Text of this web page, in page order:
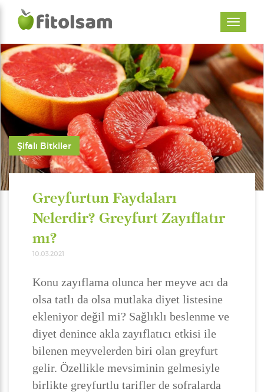
Şifalı Bitkiler
Greyfurtun Faydaları
Nelerdir? Greyfurt Zayıflatır
mı?
10.03.2021
Konu zayıflama olunca her meyve acı da
olsa tatlı da olsa mutlaka diyet listesine
ekleniyor değil mi? Sağlıklı beslenme ve
diyet denince akla zayıflatıcı etkisi ile
bilenen meyvelerden biri olan greyfurt
gelir. Özellikle mevsiminin gelmesiyle
birlikte greyfurtlu tarifler de sofralarda